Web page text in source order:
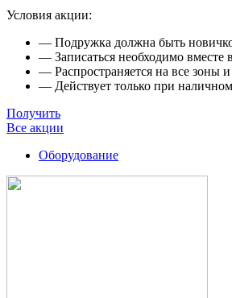
Условия акции:
— Подружка должна быть
— Записаться необходимо вместе
— Распространяется на все зоны и
— Действует только при наличном
Получить
Все акции
Оборудование